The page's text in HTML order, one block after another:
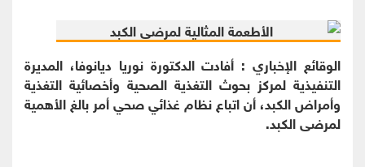
الوقائع الإخباري : أفادت الدكتورة نوريا ديانوفا، المديرة
التنفيذية لمركز بحوث التغذية الصحية وأخصائية التغذية
وأمراض الكبد، أن اتباع نظام غذائي صحي أمر بالغ الأهمية
لمرضى الكبد.